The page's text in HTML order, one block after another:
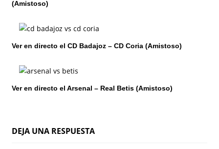
n
d
e
e
n
a
(Amistoso)
Ver en directo el CD Badajoz – CD Coria (Amistoso)
Ver en directo el Arsenal – Real Betis (Amistoso)
DEJA UNA RESPUESTA